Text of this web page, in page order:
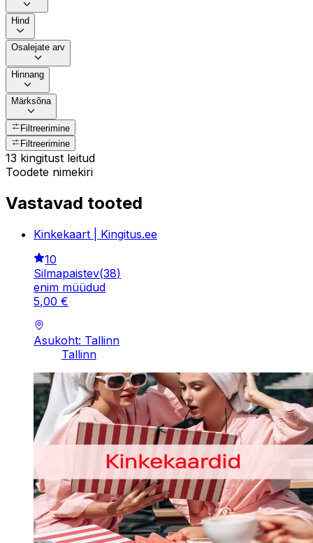
Hind
Osalejate arv
Hinnang
Märksõna
Filtreerimine
Filtreerimine
13 kingitust leitud
Toodete nimekiri
Vastavad tooted
Kinkekaart | Kingitus.ee
10
Silmapaistev(38)
enim müüdud
5,00 €
Asukoht: Tallinn
Tallinn